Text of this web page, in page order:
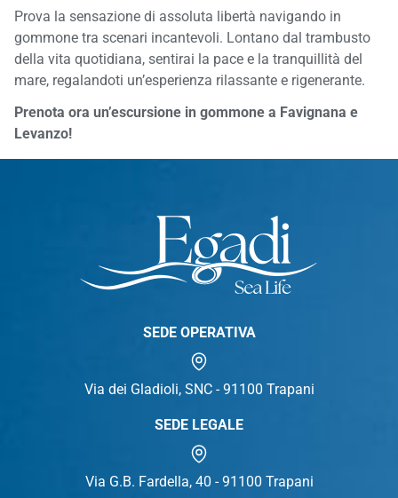
Prova la sensazione di assoluta libertà navigando in
gommone tra scenari incantevoli. Lontano dal trambusto
della vita quotidiana, sentirai la pace e la tranquillità del
mare, regalandoti un’esperienza rilassante e rigenerante.
Prenota ora un’escursione in gommone a Favignana e
Levanzo!
SEDE OPERATIVA
Via dei Gladioli, SNC - 91100 Trapani
SEDE LEGALE
Via G.B. Fardella, 40 - 91100 Trapani